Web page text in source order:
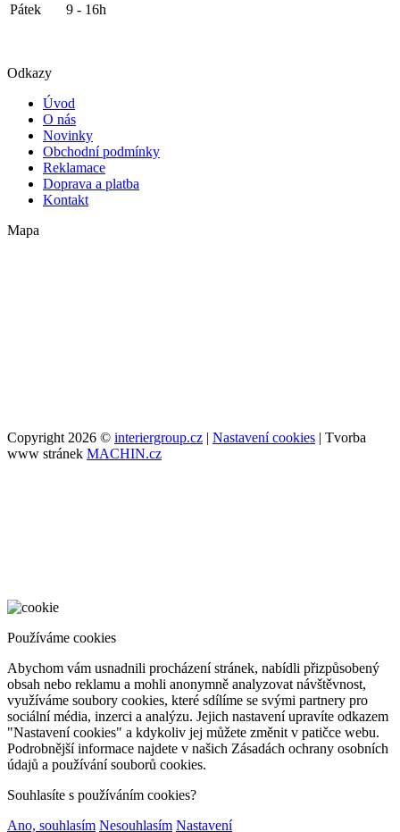
Pátek
9 - 16h
Odkazy
Úvod
O nás
Novinky
Obchodní podmínky
Reklamace
Doprava a platba
Kontakt
Mapa
Copyright 2026 © interiergroup.cz | Nastavení cookies | Tvorba
www stránek MACHIN.cz
Používáme cookies
Abychom vám usnadnili procházení stránek, nabídli přizpůsobený
obsah nebo reklamu a mohli anonymně analyzovat návštěvnost,
využíváme soubory cookies, které sdílíme se svými partnery pro
sociální média, inzerci a analýzu. Jejich nastavení upravíte odkazem
"Nastavení cookies" a kdykoliv jej můžete změnit v patičce webu.
Podrobnější informace najdete v našich Zásadách ochrany osobních
údajů a používání souborů cookies.
Souhlasíte s používáním cookies?
Ano, souhlasím Nesouhlasím Nastavení